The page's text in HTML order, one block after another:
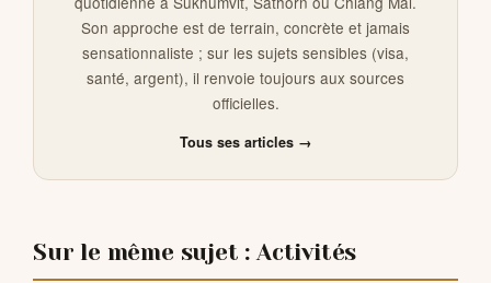
Son approche est de terrain, concrète et jamais
sensationnaliste ; sur les sujets sensibles (visa,
santé, argent), il renvoie toujours aux sources
officielles.
Tous ses articles →
Sur le même sujet : Activités